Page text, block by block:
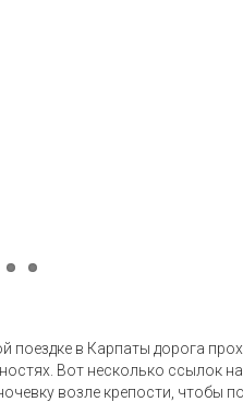
поездке в Карпаты дорога
Вот несколько ссылок
возле крепости, чтобы